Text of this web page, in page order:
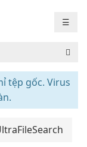
☰
tệp gốc. Virus